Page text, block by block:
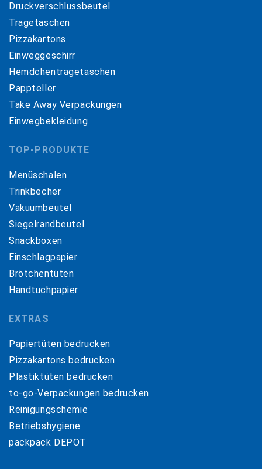
Druckverschlussbeutel
Tragetaschen
Pizzakartons
Einweggeschirr
Hemdchentragetaschen
Pappteller
Take Away Verpackungen
Einwegbekleidung
TOP-PRODUKTE
Menüschalen
Trinkbecher
Vakuumbeutel
Siegelrandbeutel
Snackboxen
Einschlagpapier
Brötchentüten
Handtuchpapier
EXTRAS
Papiertüten bedrucken
Pizzakartons bedrucken
Plastiktüten bedrucken
to-go-Verpackungen bedrucken
Reinigungschemie
Betriebshygiene
packpack DEPOT